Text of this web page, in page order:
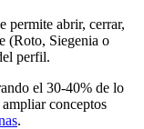
permite abrir, cerrar,
(Roto, Siegenia o
perfil.
el 30-40% de lo
conceptos
.